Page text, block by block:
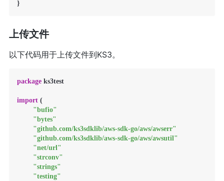
上传文件
以下代码用于上传文件到KS3。
package ks3test
import (
"bufio"
"bytes"
"github.com/ks3sdklib/aws-sdk-go/aws/awserr"
"github.com/ks3sdklib/aws-sdk-go/aws/awsutil"
"net/url"
"strconv"
"strings"
"testing"